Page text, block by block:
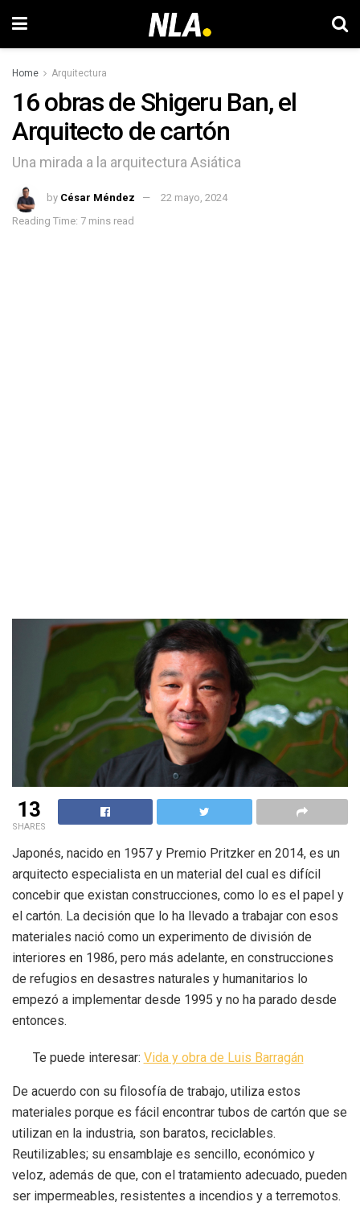
Home Arquitectura
16 obras de Shigeru Ban, el
Arquitecto de cartón
Una mirada a la arquitectura Asiática
by César Méndez
22 mayo, 2024
Reading Time: 7 mins read
13
SHARES
Japonés, nacido en 1957 y Premio Pritzker en 2014, es un
arquitecto especialista en un material del cual es difícil
concebir que existan construcciones, como lo es el papel y
el cartón. La decisión que lo ha llevado a trabajar con esos
materiales nació como un experimento de división de
interiores en 1986, pero más adelante, en construcciones
de refugios en desastres naturales y humanitarios lo
empezó a implementar desde 1995 y no ha parado desde
entonces.
Te puede interesar: Vida y obra de Luis Barragán
De acuerdo con su filosofía de trabajo, utiliza estos
materiales porque es fácil encontrar tubos de cartón que se
utilizan en la industria, son baratos, reciclables.
Reutilizables; su ensamblaje es sencillo, económico y
veloz, además de que, con el tratamiento adecuado, pueden
ser impermeables, resistentes a incendios y a terremotos.